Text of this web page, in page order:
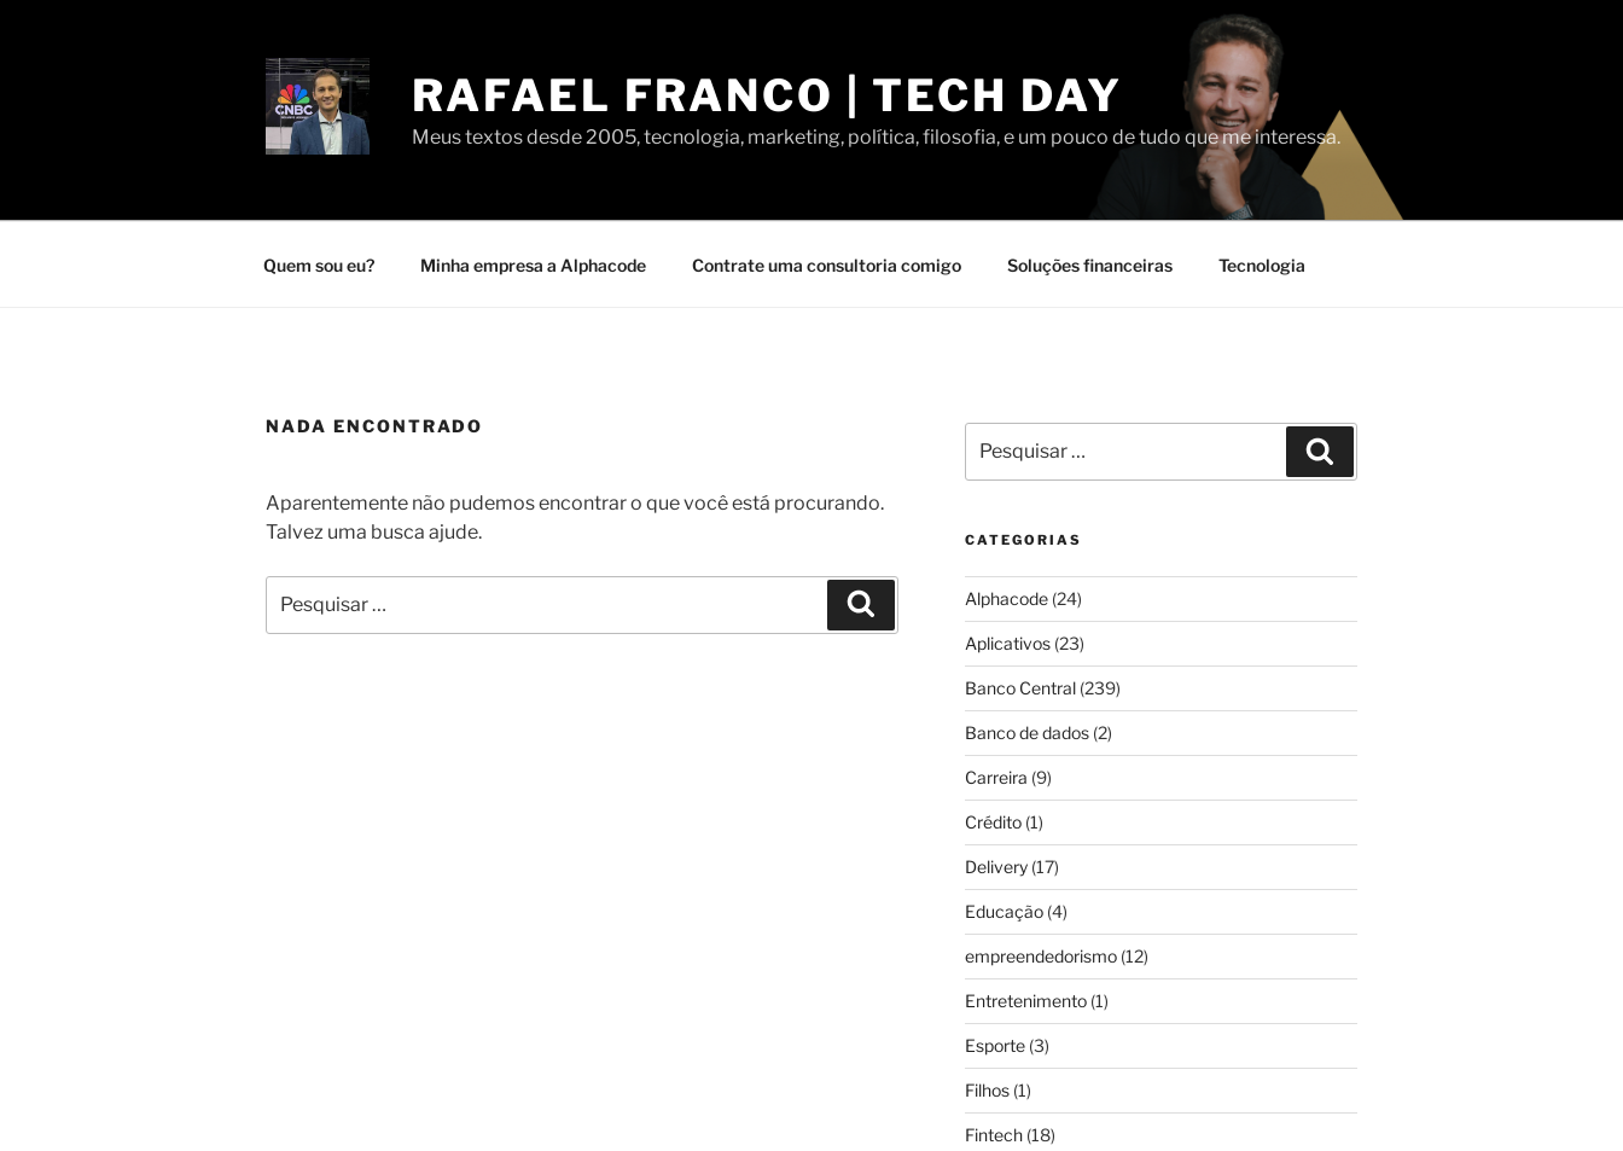
RAFAEL FRANCO | TECH DAY
Meus textos desde 2005, tecnologia, marketing, política, filosofia, e um pouco de tudo que me interessa.
Quem sou eu? Minha empresa a Alphacode Contrate uma consultoria comigo Soluções financeiras Tecnologia
NADA ENCONTRADO
Aparentemente não pudemos encontrar o que você está procurando.
Talvez uma busca ajude.
por:
Pesquisar
por:
CATEGORIAS
Alphacode(24)
Aplicativos(23)
Banco Central(239)
Banco de dados(2)
Carreira (9)
Crédito(1)
Delivery(17)
Educação(4)
empreendedorismo(12)
Entretenimento(1)
Esporte(3)
Filhos(1)
Fintech(18)